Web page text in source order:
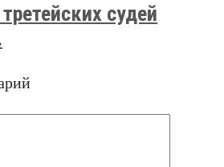
судей